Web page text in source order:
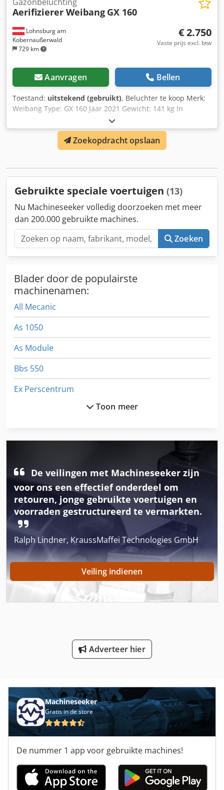
Lohnsburg am
Kobernaußerwald
729 km
Aerifizierer Weibang GX 160
€ 2.750
Vaste prijs excl. btw
Aanvragen Bellen
Toestand: uitstekend (gebruikt), Beluchter te koop Merk:
Weibang Type: GX 160 Jaar 2021 Gewicht: 141 kg In
perfecte staat Dedpevftl Sefx Alxock Netto prijs
Zoekopdracht opslaan
Gebruikte speciale voertuigen (13)
Nu Machineseeker volledig doorzoeken met meer
dan 200.000 gebruikte machines.
Zoeken
Blader door de populairste
machinenamen:
All Mecanic
As 1050
As Module
Bbs 550
Ex Perscentrum
Gemeentelijke Voertuig
German
Gkt 60
Gx 11 Ff
Hoogte Vrachtwagen
International 2674
International 433
Platform Type Mb
Speciale Stofzuiger
Tur 560
Vervoer
Toon meer
De veilingen met Machineseeker zijn
voor ons een effectief onderdeel om
retouren, jonge gebruikte voertuigen en
voorraden gestructureerd te vermarkten.
Ralph Lindner, KraussMaffei Technologies GmbH
Veiling indienen
Adverteer hier
Machineseeker
Gratis in de store
De nummer 1 app voor gebruikte machines!